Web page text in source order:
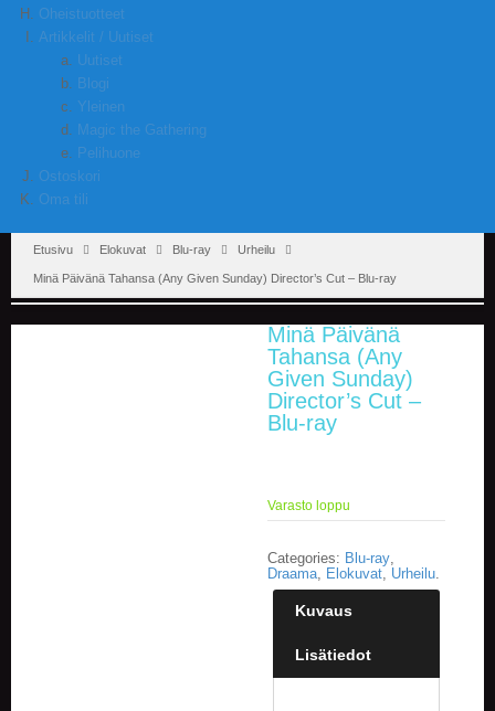
Oheistuotteet
Artikkelit / Uutiset
Uutiset
Blogi
Yleinen
Magic the Gathering
Pelihuone
Ostoskori
Oma tili
Etusivu Elokuvat Blu-ray Urheilu
Minä Päivänä Tahansa (Any Given Sunday) Director’s Cut – Blu-ray
Minä Päivänä
Tahansa (Any
Given Sunday)
Director’s Cut –
Blu-ray
Varasto loppu
Categories: Blu-ray,
Draama, Elokuvat, Urheilu.
Kuvaus
Lisätiedot